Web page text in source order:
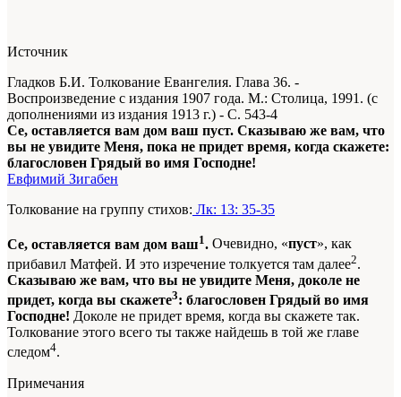
Источник
Гладков Б.И. Толкование Евангелия. Глава 36. -
Воспроизведение с издания 1907 года. М.: Столица, 1991. (с
дополнениями из издания 1913 г.) - С. 543-4
Се, оставляется вам дом ваш пуст. Сказываю же вам, что
вы не увидите Меня, пока не придет время, когда скажете:
благословен Грядый во имя Господне!
Евфимий Зигабен
Толкование на группу стихов: Лк: 13: 35-35
Се, оставляется вам дом ваш1. Очевидно, «пуст», как
прибавил Матфей. И это изречение толкуется там далее2.
Сказываю же вам, что вы не увидите Меня, доколе не
придет, когда вы скажете3: благословен Грядый во имя
Господне! Доколе не придет время, когда вы скажете так.
Толкование этого всего ты также найдешь в той же главе
следом4.
Примечания